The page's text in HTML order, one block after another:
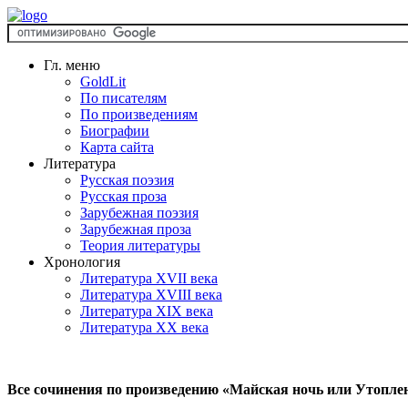
Гл. меню
GoldLit
По писателям
По произведениям
Биографии
Карта сайта
Литература
Русская поэзия
Русская проза
Зарубежная поэзия
Зарубежная проза
Теория литературы
Хронология
Литература XVII века
Литература XVIII века
Литература XIX века
Литература XX века
Все сочинения по произведению «Майская ночь или